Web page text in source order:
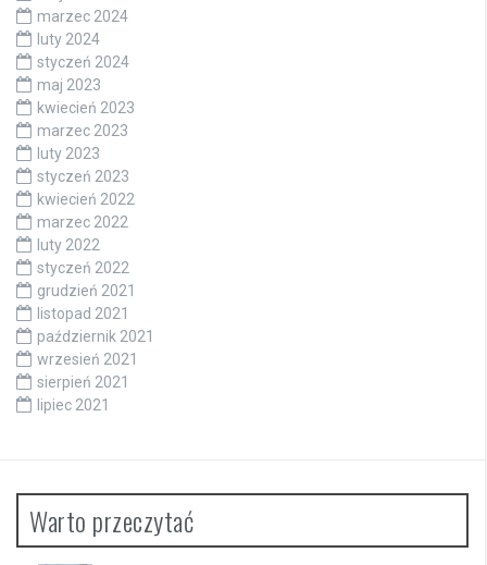
marzec 2024
luty 2024
styczeń 2024
maj 2023
kwiecień 2023
marzec 2023
luty 2023
styczeń 2023
kwiecień 2022
marzec 2022
luty 2022
styczeń 2022
grudzień 2021
listopad 2021
październik 2021
wrzesień 2021
sierpień 2021
lipiec 2021
Warto przeczytać